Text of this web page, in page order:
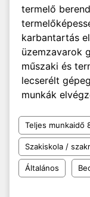
termelő
karbantartás
üzemzavarok
műszaki és
lecserélt
munkák
Teljes munkaidő
Szakiskola /
Általános